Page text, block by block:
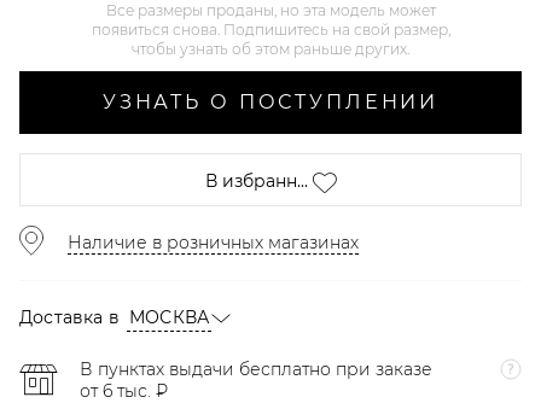
Все размеры проданы, но эта модель может
появиться снова. Подпишитесь на свой размер,
чтобы узнать об этом раньше других.
УЗНАТЬ О ПОСТУПЛЕНИИ
В избранн...
Наличие в розничных магазинах
Доставка в МОСКВА
В пунктах выдачи бесплатно при заказе
от 6 тыс. ₽